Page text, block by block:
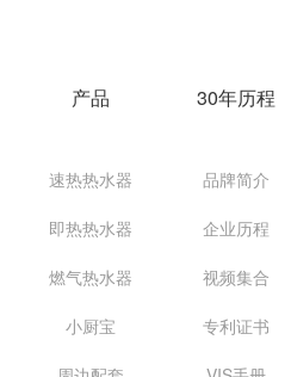
产品
速热热水器
即热热水器
燃气热水器
小厨宝
30年历程
品牌简介
企业历程
视频集合
专利证书